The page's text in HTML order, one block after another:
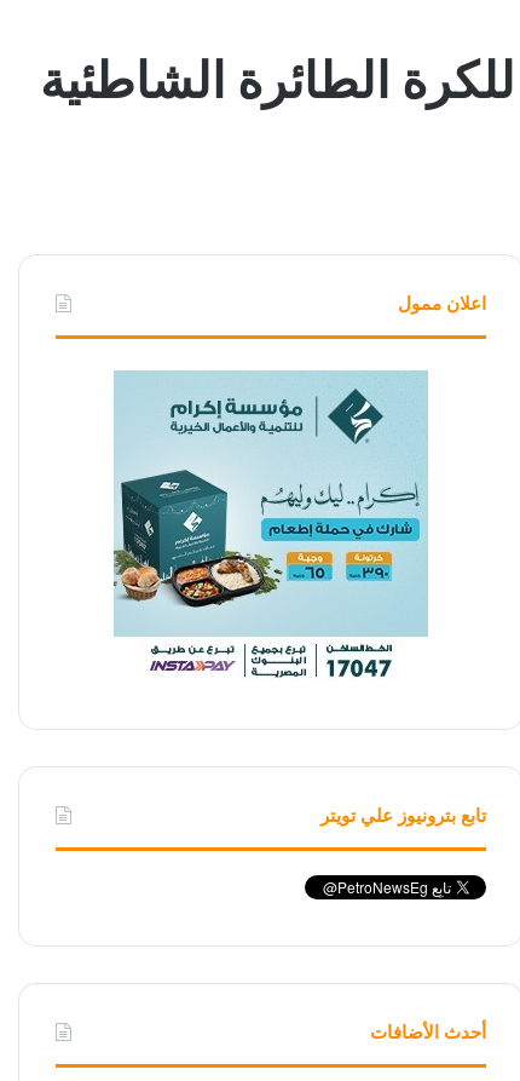
الطائرة الشاطئية
اعلان ممول
تابع بترونيوز علي تويتر
أحدث الأضافات